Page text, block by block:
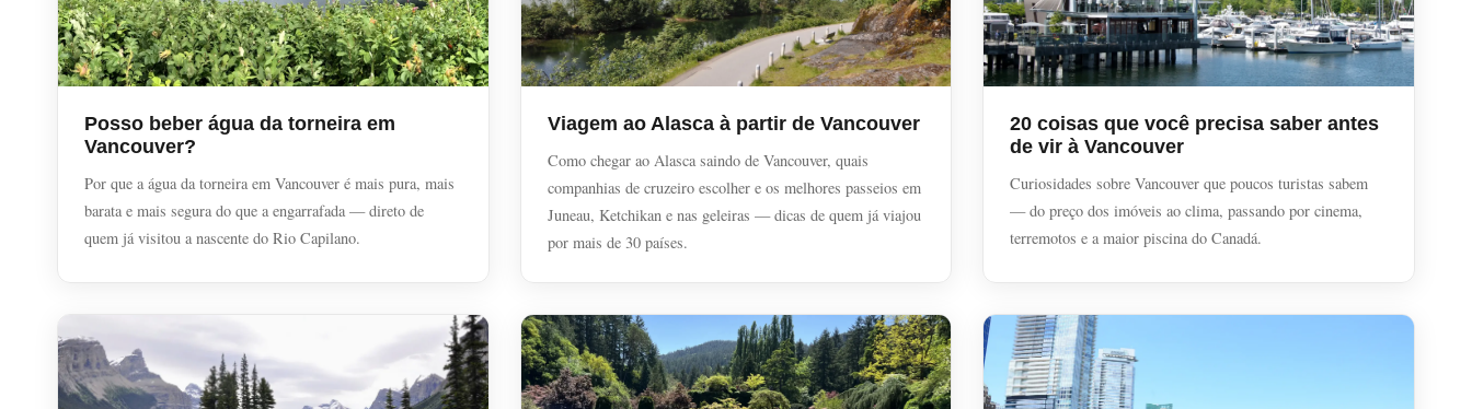
Posso beber água da torneira em
Vancouver?
Por que a água da torneira em Vancouver é mais pura, mais
barata e mais segura do que a engarrafada — direto de
quem já visitou a nascente do Rio Capilano.
Viagem ao Alasca à partir de Vancouver
Como chegar ao Alasca saindo de Vancouver, quais
companhias de cruzeiro escolher e os melhores passeios em
Juneau, Ketchikan e nas geleiras — dicas de quem já viajou
por mais de 30 países.
20 coisas que você precisa saber antes
de vir à Vancouver
Curiosidades sobre Vancouver que poucos turistas sabem
— do preço dos imóveis ao clima, passando por cinema,
terremotos e a maior piscina do Canadá.